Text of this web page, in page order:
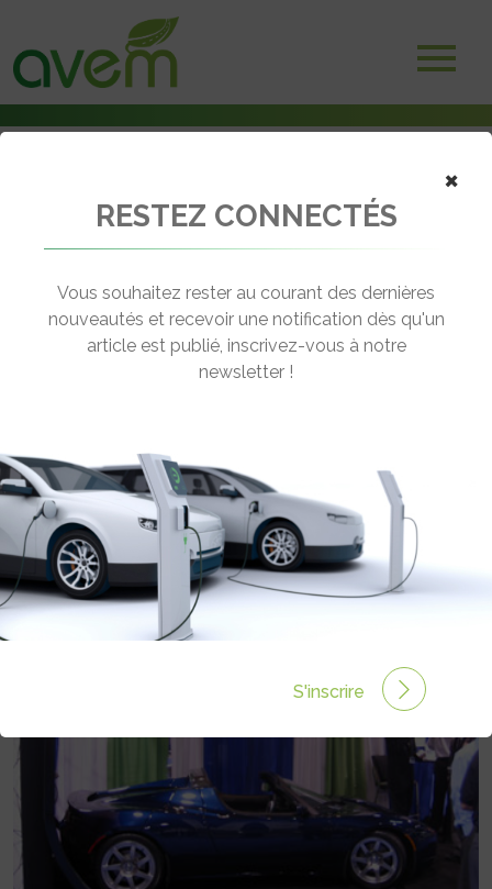
Tesla offre le parking solaire en option
← Revenir aux actualités
EN OPTION
Rédigé par le 18 Déc 2007 à 00:00 0 commentaires
×
RESTEZ CONNECTÉS
Vous souhaitez rester au courant des dernières
nouveautés et recevoir une notification dès qu'un
article est publié, inscrivez-vous à notre
newsletter !
S'inscrire